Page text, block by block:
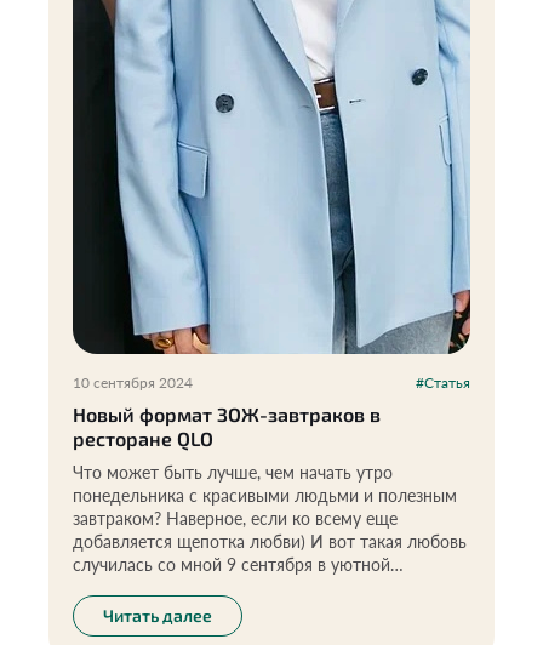
10 сентября 2024 #Статья
Новый формат ЗОЖ-завтраков в
ресторане QLO
Что может быть лучше, чем начать утро
понедельника с красивыми людьми и полезным
завтраком? Наверное, если ко всему еще
добавляется щепотка любви) И вот такая любовь
случилась со мной 9 сентября в уютной
презентации лимитированных ЗОЖ-завтраков
проекта «Экоразнос®️».
Читать далее